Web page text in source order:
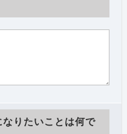
りたいことは何で